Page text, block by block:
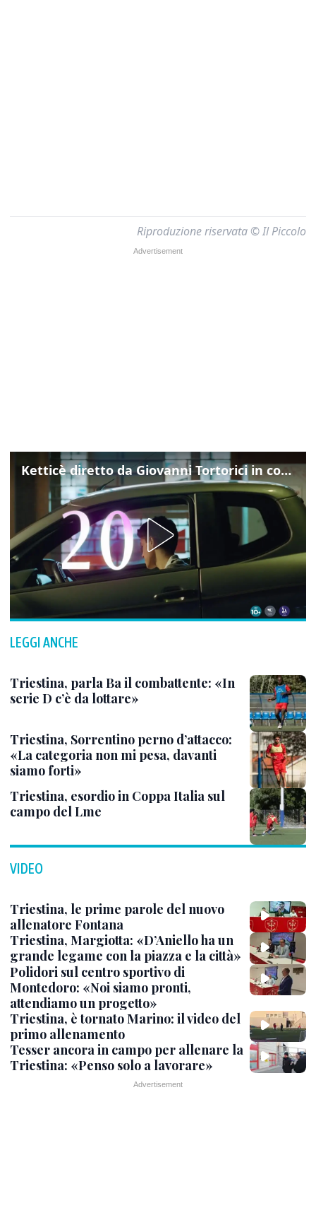
Riproduzione riservata © Il Piccolo
Ketticè diretto da Giovanni Tortorici in concorso al Locarno Film Festival
LEGGI ANCHE
Triestina, parla Ba il combattente: «In
serie D c’è da lottare»
Triestina, Sorrentino perno d’attacco:
«La categoria non mi pesa, davanti
siamo forti»
Triestina, esordio in Coppa Italia sul
campo del Lme
VIDEO
Triestina, le prime parole del nuovo
allenatore Fontana
Triestina, Margiotta: «D’Aniello ha un
grande legame con la piazza e la città»
Polidori sul centro sportivo di
Montedoro: «Noi siamo pronti,
attendiamo un progetto»
Triestina, è tornato Marino: il video del
primo allenamento
Tesser ancora in campo per allenare la
Triestina: «Penso solo a lavorare»